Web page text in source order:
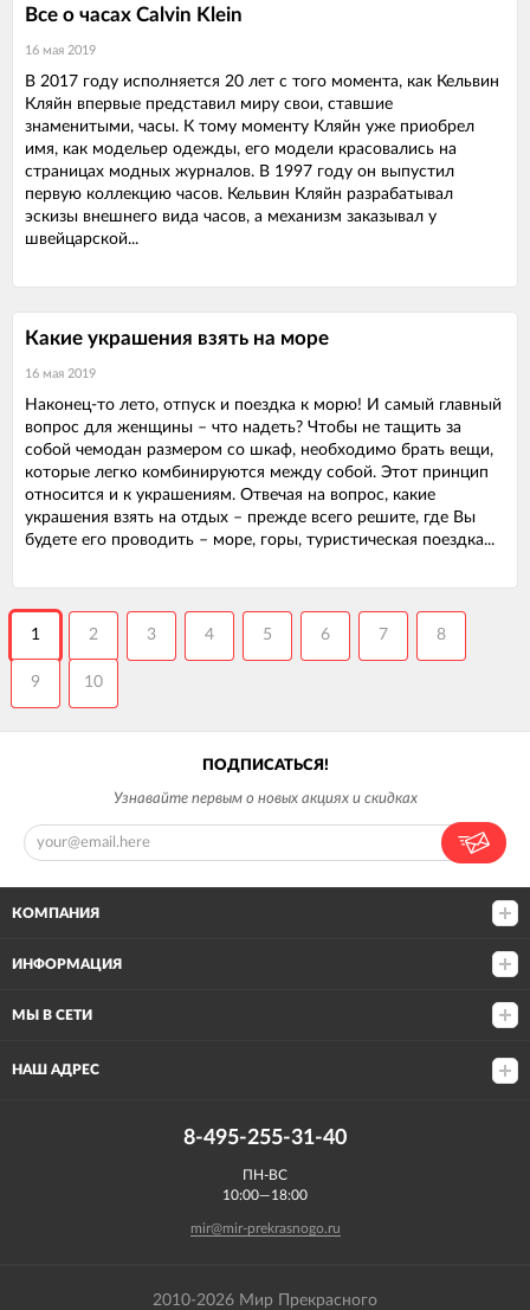
Все о часах Calvin Klein
16 мая 2019
В 2017 году исполняется 20 лет с того момента, как Кельвин
Кляйн впервые представил миру свои, ставшие
знаменитыми, часы. К тому моменту Кляйн уже приобрел
имя, как модельер одежды, его модели красовались на
страницах модных журналов. В 1997 году он выпустил
первую коллекцию часов. Кельвин Кляйн разрабатывал
эскизы внешнего вида часов, а механизм заказывал у
швейцарской...
Какие украшения взять на море
16 мая 2019
Наконец-то лето, отпуск и поездка к морю! И самый главный
вопрос для женщины – что надеть? Чтобы не тащить за
собой чемодан размером со шкаф, необходимо брать вещи,
которые легко комбинируются между собой. Этот принцип
относится и к украшениям. Отвечая на вопрос, какие
украшения взять на отдых – прежде всего решите, где Вы
будете его проводить – море, горы, туристическая поездка...
1 2 3 4 5 6 7 8
9 10
ПОДПИСАТЬСЯ!
Узнавайте первым о новых акциях и скидках
КОМПАНИЯ
ИНФОРМАЦИЯ
МЫ В СЕТИ
НАШ АДРЕС
8-495-255-31-40
ПН-ВС
10:00—18:00
mir@mir-prekrasnogo.ru
2010-2026 Мир Прекрасного